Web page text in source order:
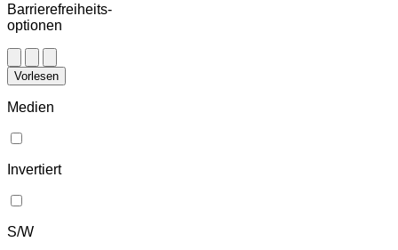
Barrierefreiheits-
optionen
Vorlesen
Medien
Invertiert
S/W